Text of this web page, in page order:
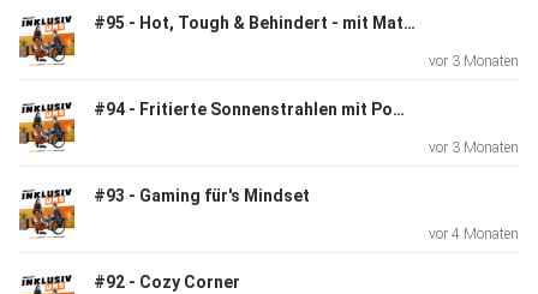
Beauty-Methoden.
Dann wird’s linguistisch: Inzwischen ist unsere Alltäglich
wrden. In
wiefern ist genau das ableistisch? Was meinen wir, wenn
„lahm“ sagen oder "uns fast das Genick gesbrochen
hätten"? Und
#95 - Hot, Tough & Behindert - mit Matilda Jelitto
vor 3 Monaten
#94 - Fritierte Sonnenstrahlen mit Pommessalz - mit Lina Z.
vor 3 Monaten
#93 - Gaming für's Mindset
vor 4 Monaten
#92 - Cozy Corner